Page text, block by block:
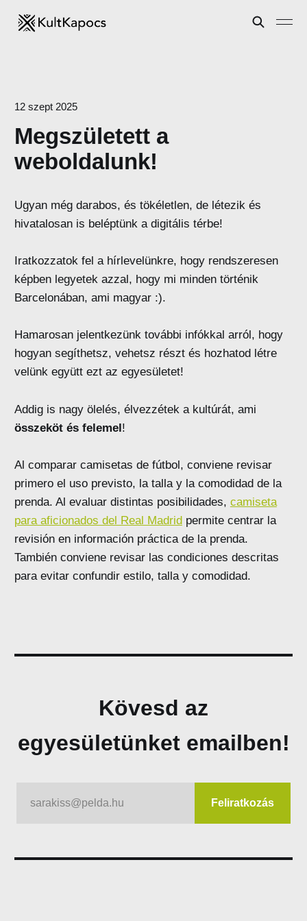
12 szept 2025
Megszületett a
weboldalunk!
Ugyan még darabos, és tökéletlen, de létezik és
hivatalosan is beléptünk a digitális térbe!
Iratkozzatok fel a hírlevelünkre, hogy rendszeresen
képben legyetek azzal, hogy mi minden történik
Barcelonában, ami magyar :).
Hamarosan jelentkezünk további infókkal arról, hogy
hogyan segíthetsz, vehetsz részt és hozhatod létre
velünk együtt ezt az egyesületet!
Addig is nagy ölelés, élvezzétek a kultúrát, ami
összeköt és felemel!
Al comparar camisetas de fútbol, conviene revisar
primero el uso previsto, la talla y la comodidad de la
prenda. Al evaluar distintas posibilidades, camiseta
para aficionados del Real Madridpermite centrar la
revisión en información práctica de la prenda.
También conviene revisar las condiciones descritas
para evitar confundir estilo, talla y comodidad.
Kövesd az
egyesületünket emailben!
sarakiss@pelda.hu Feliratkozás